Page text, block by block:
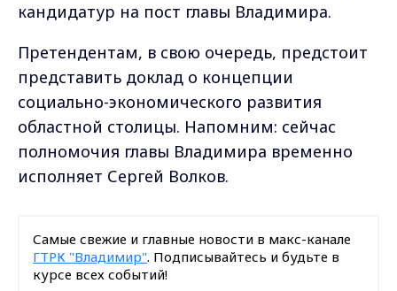
кандидатур на пост главы Владимира.
Претендентам, в свою очередь, предстоит
представить доклад о концепции
социально-экономического развития
областной столицы. Напомним: сейчас
полномочия главы Владимира временно
исполняет Сергей Волков.
Самые свежие и главные новости в макс-канале
ГТРК "Владимир". Подписывайтесь и будьте в
курсе всех событий!